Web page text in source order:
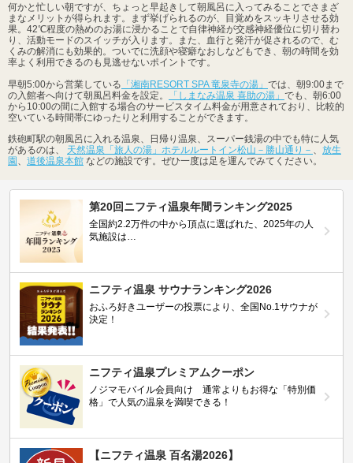
何かと忙しい朝ですが、ちょっと早起きして朝風呂に入ってみることでさまざ
まなメリットが得られます。まず挙げられるのが、目覚めをスッキリさせる効
果。42℃程度の熱めのお湯に浸かることで自律神経が交感神経優位に切り替わ
り、活動モードのスイッチが入ります。また、血行と発汗が促されるので、む
くみの解消にも効果的。ついでに洗顔や寝癖なおしなどもでき、朝の時間を効
率よく利用できるのも見逃せないポイントです。
早朝5:00から営業している 「湘南RESORT SPA 竜泉寺の湯」 では、朝9:00まで
の入館者へ向けて朝風呂料金を設定。
「しまなみ温泉 喜助の湯」 でも、朝6:00
から10:00の間に入館する場合のサービスタイム料金が用意されており、比較的
空いている時間帯にゆったりと利用することができます。
鉄砲町駅の朝風呂に入れる温泉、日帰り温泉、スーパー銭湯の中でも特に人気
があるのは、 天然温泉「旅人の湯」ホテルルートイン松山－勝山通り－ 、 放生
園 、 道後温泉本館 などの施設です。ぜひ一度は足を運んでみてください。
第20回ニフティ温泉年間ランキング2025
全国約2.2万件の中から頂点に選ばれた、2025年の人
気施設は…
ニフティ温泉 サウナランキング2026
おふろ好きユーザーの投票により、全国No.1サウナが
決定！
ニフティ温泉プレミアムクーポン
ノジマモバイル会員向け 通常よりもお得な「特別価
格」で人気の温泉を満喫できる！
【ニフティ温泉 百名湯2026】